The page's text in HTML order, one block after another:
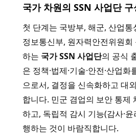
국가 차원의 SSN 사업단 구
첫 단계는 국방부, 해군, 산업
정보통신부, 원자력안전위원회
하는 국가 SSN 사업단의 공식
은 정책·법제·기술·안전·산업
으로서, 결정을 신속화하고 대
합니다. 민군 겸업의 보안 통제
하고, 독립적 감시 기능(감사·윤
행하는 것이 바람직합니다.